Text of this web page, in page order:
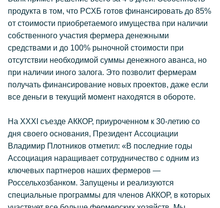
продукта в том, что РСХБ готов финансировать до 85%
от стоимости приобретаемого имущества при наличии
собственного участия фермера денежными
средствами и до 100% рыночной стоимости при
отсутствии необходимой суммы денежного аванса, но
при наличии иного залога. Это позволит фермерам
получать финансирование новых проектов, даже если
все деньги в текущий момент находятся в обороте.
На XXXI съезде АККОР, приуроченном к 30-летию со
дня своего основания, Президент Ассоциации
Владимир Плотников отметил: «В последние годы
Ассоциация наращивает сотрудничество с одним из
ключевых партнеров наших фермеров —
Россельхозбанком. Запущены и реализуются
специальные программы для членов АККОР, в которых